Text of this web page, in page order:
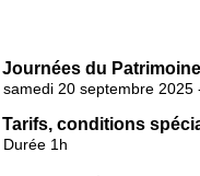
Journées du
samedi 20 septembre 2025
Tarifs, conditions
Durée 1h